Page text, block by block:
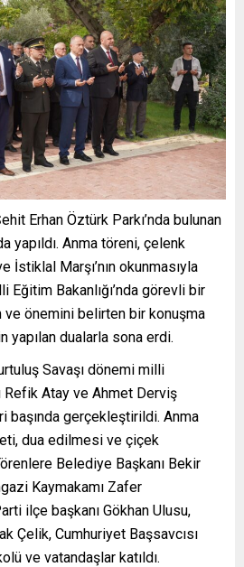
Erhan Öztürk Parkı’nda bulunan
yapıldı. Anma töreni, çelenk
İstiklal Marşı’nın okunmasıyla
Eğitim Bakanlığı’nda görevli bir
ve önemini belirten bir konuşma
yapılan dualarla sona erdi.
Savaşı dönemi milli
Refik Atay ve Ahmet Derviş
başında gerçekleştirildi. Anma
dua edilmesi ve çiçek
Belediye Başkanı Bekir
Kaymakamı Zafer
ilçe başkanı Gökhan Ulusu,
Çelik, Cumhuriyet Başsavcısı
ve vatandaşlar katıldı.